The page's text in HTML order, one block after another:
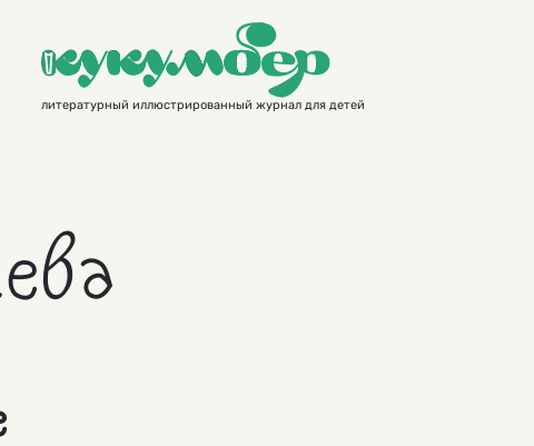
литературный иллюстрированный журнал для детей